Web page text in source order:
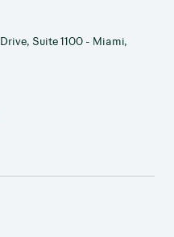
Suite 1100 - Miami,